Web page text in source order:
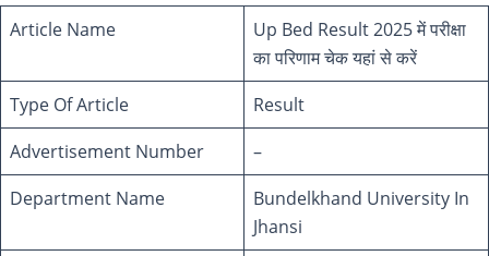
Article Name
Up Bed Result 2025 में परीक्षा
का परिणाम चेक यहां से करें
Type Of Article
Result
Advertisement Number
–
Department Name
Bundelkhand University In
Jhansi